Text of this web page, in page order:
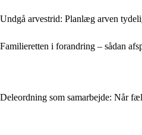
Undgå arvestrid: Planlæg arven
Familieretten i forandring – sådan
Deleordning som samarbejde: Når